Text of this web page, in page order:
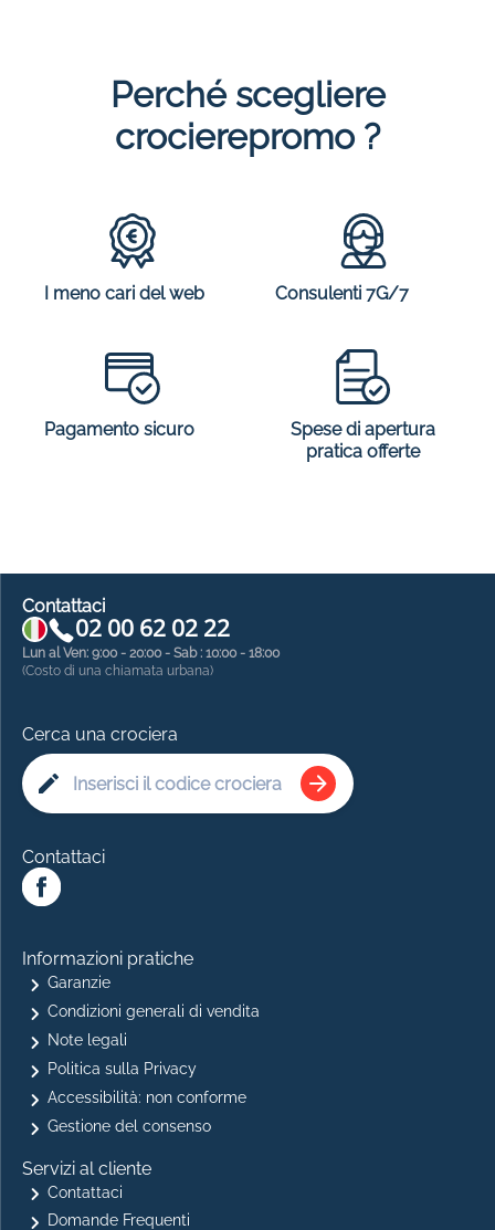
Perché scegliere
crocierepromo ?
I meno cari del web Consulenti 7G/7
Pagamento sicuro
Spese di apertura
pratica offerte
Contattaci
02 00 62 02 22
Lun al Ven: 9:00 - 20:00 - Sab : 10:00 - 18:00
(Costo di una chiamata urbana)
Cerca una crociera
Contattaci
Informazioni pratiche
Garanzie
Condizioni generali di vendita
Note legali
Politica sulla Privacy
Accessibilità: non conforme
Gestione del consenso
Servizi al cliente
Contattaci
Domande Frequenti